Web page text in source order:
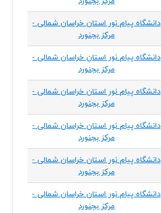
دانشگاه پیام نور استان خراسان شمالی -
مرکز بجنورد
دانشگاه پیام نور استان خراسان شمالی -
مرکز بجنورد
دانشگاه پیام نور استان خراسان شمالی -
مرکز بجنورد
دانشگاه پیام نور استان خراسان شمالی -
مرکز بجنورد
دانشگاه پیام نور استان خراسان شمالی -
مرکز بجنورد
دانشگاه پیام نور استان خراسان شمالی -
مرکز بجنورد